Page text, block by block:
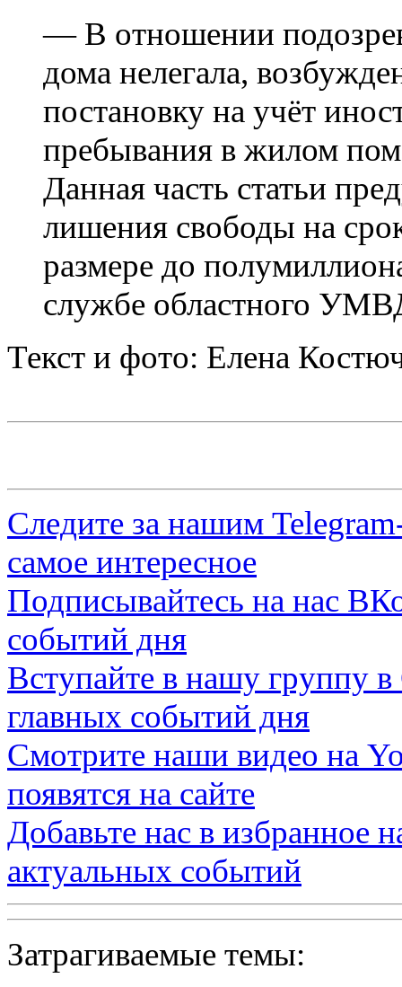
— В отношении
дома нелегала,
постановку на учёт
пребывания в жилом
Данная часть статьи
лишения свободы на
размере до
службе областного
Текст и фото: Елена
Следите за нашим
самое интересное
Подписывайтесь на нас
событий дня
Вступайте в нашу группу в
главных событий дня
Смотрите наши видео на
появятся на сайте
Добавьте нас в избранное
актуальных событий
Затрагиваемые темы: